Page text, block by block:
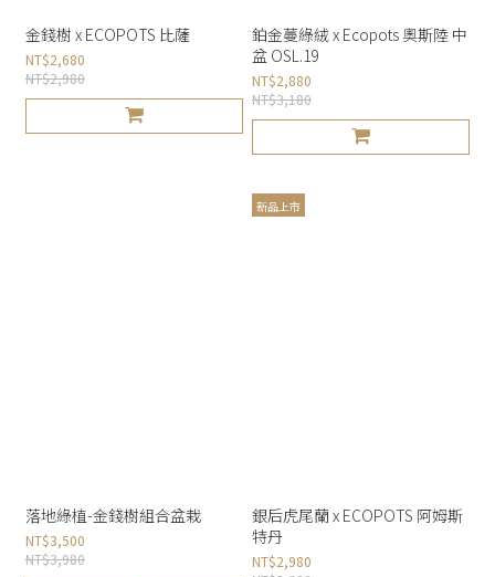
金錢樹 x ECOPOTS 比薩
NT$2,680
NT$2,980
鉑金蔓綠絨 x Ecopots 奧斯陸 中
盆 OSL.19
NT$2,880
NT$3,180
落地綠植-金錢樹組合盆栽
NT$3,500
NT$3,980
新品上市
銀后虎尾蘭 x ECOPOTS 阿姆斯
特丹
NT$2,980